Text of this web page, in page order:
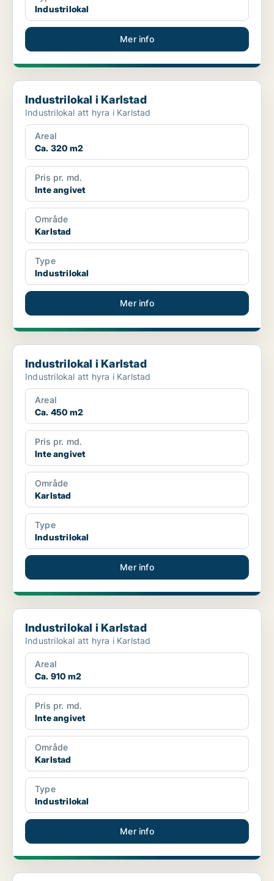
Industrilokal
Mer info
Industrilokal i Karlstad
Industrilokal i Karlstad
Industrilokal att hyra i Karlstad
Areal
Ca. 320 m2
Pris pr. md.
Inte angivet
Område
Karlstad
Type
Industrilokal
Mer info
Industrilokal i Karlstad
Industrilokal i Karlstad
Industrilokal att hyra i Karlstad
Areal
Ca. 450 m2
Pris pr. md.
Inte angivet
Område
Karlstad
Type
Industrilokal
Mer info
Industrilokal i Karlstad
Industrilokal i Karlstad
Industrilokal att hyra i Karlstad
Areal
Ca. 910 m2
Pris pr. md.
Inte angivet
Område
Karlstad
Type
Industrilokal
Mer info
Industrilokal i Karlstad